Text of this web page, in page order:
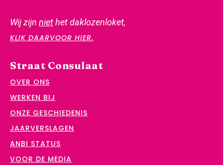
Wij zijn niethet daklozenloket,
KLIK DAARVOOR HIER.
Straat Consulaat
OVER ONS
WERKEN BIJ
ONZE GESCHIEDENIS
JAARVERSLAGEN
ANBI STATUS
VOOR DE MEDIA